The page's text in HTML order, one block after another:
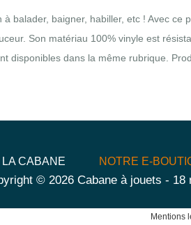
LA CABANE NOTRE E-
© 2026 Cabane à jouets - 18
à balader, baigner, habiller, etc ! Avec
Son matériau 100% vinyle est
disponibles dans la même rubrique.
Mentions